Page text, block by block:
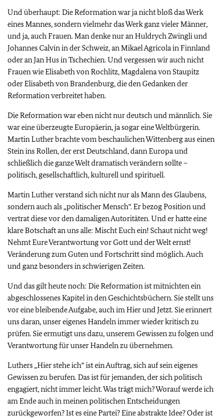
Und überhaupt: Die Reformation war ja nicht bloß das Werk
eines Mannes, sondern vielmehr das Werk ganz vieler Männer,
und ja, auch Frauen. Man denke nur an Huldrych Zwingli und
Johannes Calvin in der Schweiz, an Mikael Agricola in Finnland
oder an Jan Hus in Tschechien. Und vergessen wir auch nicht
Frauen wie Elisabeth von Rochlitz, Magdalena von Staupitz
oder Elisabeth von Brandenburg, die den Gedanken der
Reformation verbreitet haben.
Die Reformation war eben nicht nur deutsch und männlich. Sie
war eine überzeugte Europäerin, ja sogar eine Weltbürgerin.
Martin Luther brachte vom beschaulichen Wittenberg aus einen
Stein ins Rollen, der erst Deutschland, dann Europa und
schließlich die ganze Welt dramatisch verändern sollte –
politisch, gesellschaftlich, kulturell und spirituell.
Martin Luther verstand sich nicht nur als Mann des Glaubens,
sondern auch als „politischer Mensch“. Er bezog Position und
vertrat diese vor den damaligen Autoritäten. Und er hatte eine
klare Botschaft an uns alle: Mischt Euch ein! Schaut nicht weg!
Nehmt Eure Verantwortung vor Gott und der Welt ernst!
Veränderung zum Guten und Fortschritt sind möglich. Auch
und ganz besonders in schwierigen Zeiten.
Und das gilt heute noch: Die Reformation ist mitnichten ein
abgeschlossenes Kapitel in den Geschichtsbüchern. Sie stellt uns
vor eine bleibende Aufgabe, auch im Hier und Jetzt. Sie erinnert
uns daran, unser eigenes Handeln immer wieder kritisch zu
prüfen. Sie ermutigt uns dazu, unserem Gewissen zu folgen und
Verantwortung für unser Handeln zu übernehmen.
Luthers „Hier stehe ich“ ist ein Auftrag, sich auf sein eigenes
Gewissen zu berufen. Das ist für jemanden, der sich politisch
engagiert, nicht immer leicht. Was trägt mich? Worauf werde ich
am Ende auch in meinen politischen Entscheidungen
zurückgeworfen? Ist es eine Partei? Eine abstrakte Idee? Oder ist